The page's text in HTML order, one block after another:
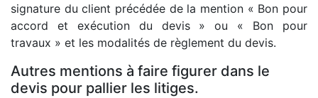
signature du client précédée de la mention « Bon pour
accord et exécution du devis » ou « Bon pour
travaux » et les modalités de règlement du devis.
Autres mentions à faire figurer dans le
devis pour pallier les litiges.